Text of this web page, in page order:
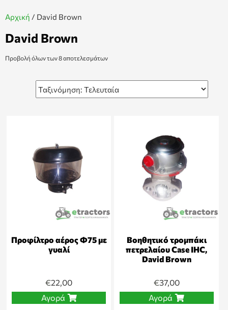
Αρχική / David Brown
David Brown
Προβολή όλων των 8 αποτελεσμάτων
Προφίλτρο αέρος Φ75 με
γυαλί
€22,00
Αγορά
Βοηθητικό τρομπάκι
πετρελαίου Case IHC,
David Brown
€37,00
Αγορά